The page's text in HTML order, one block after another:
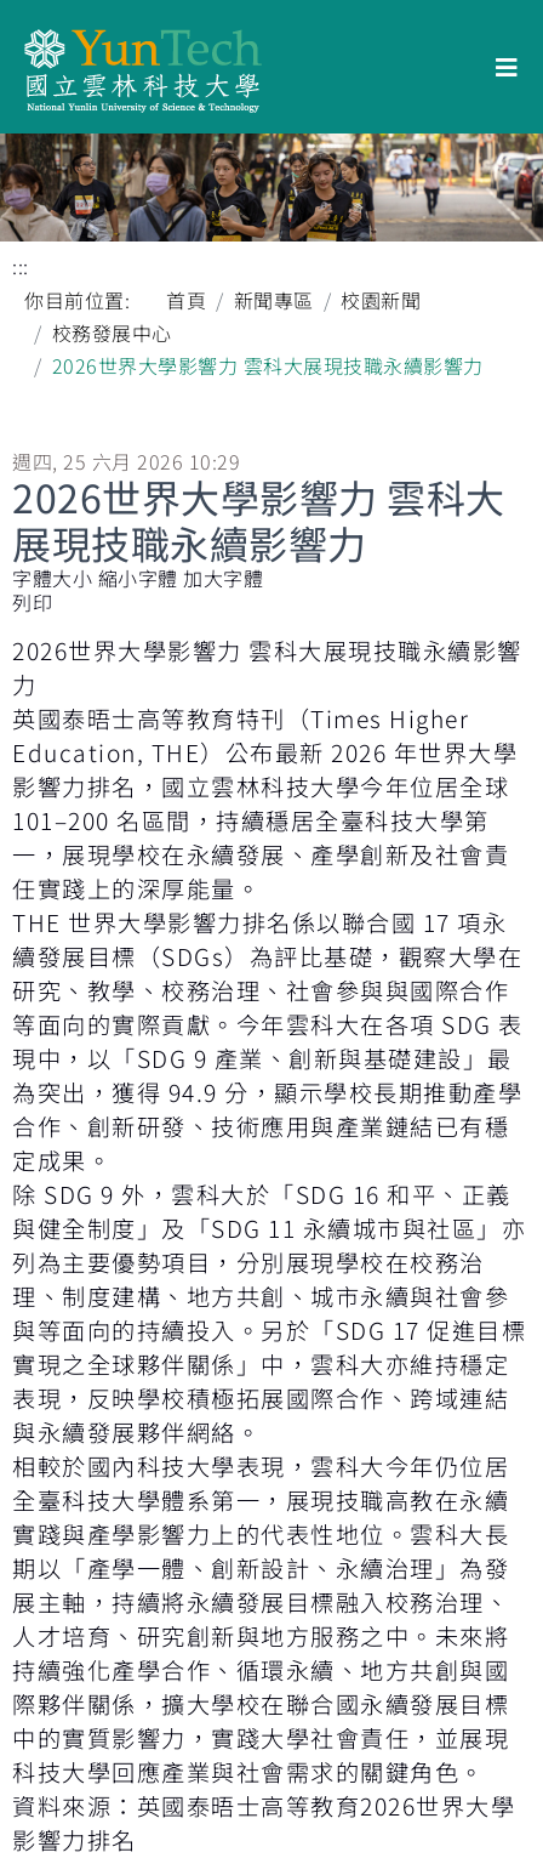
:::
你目前位置:
首頁 新聞專區
校園新聞
校務發展中心
2026世界大學影響力 雲科大展現技職永續影響力
週四, 25 六月 2026 10:29
2026世界大學影響力 雲科大
展現技職永續影響力
字體大小 縮小字體 加大字體
列印
2026世界大學影響力 雲科大展現技職永續影響
力
英國泰晤士高等教育特刊（Times Higher
Education, THE）公布最新 2026 年世界大學
影響力排名，國立雲林科技大學今年位居全球
101–200 名區間，持續穩居全臺科技大學第
一，展現學校在永續發展、產學創新及社會責
任實踐上的深厚能量。
THE 世界大學影響力排名係以聯合國 17 項永
續發展目標（SDGs）為評比基礎，觀察大學在
研究、教學、校務治理、社會參與與國際合作
等面向的實際貢獻。今年雲科大在各項 SDG 表
現中，以「SDG 9 產業、創新與基礎建設」最
為突出，獲得 94.9 分，顯示學校長期推動產學
合作、創新研發、技術應用與產業鏈結已有穩
定成果。
除 SDG 9 外，雲科大於「SDG 16 和平、正義
與健全制度」及「SDG 11 永續城市與社區」亦
列為主要優勢項目，分別展現學校在校務治
理、制度建構、地方共創、城市永續與社會參
與等面向的持續投入。另於「SDG 17 促進目標
實現之全球夥伴關係」中，雲科大亦維持穩定
表現，反映學校積極拓展國際合作、跨域連結
與永續發展夥伴網絡。
相較於國內科技大學表現，雲科大今年仍位居
全臺科技大學體系第一，展現技職高教在永續
實踐與產學影響力上的代表性地位。雲科大長
期以「產學一體、創新設計、永續治理」為發
展主軸，持續將永續發展目標融入校務治理、
人才培育、研究創新與地方服務之中。未來將
持續強化產學合作、循環永續、地方共創與國
際夥伴關係，擴大學校在聯合國永續發展目標
中的實質影響力，實踐大學社會責任，並展現
科技大學回應產業與社會需求的關鍵角色。
資料來源：英國泰晤士高等教育2026世界大學
影響力排名